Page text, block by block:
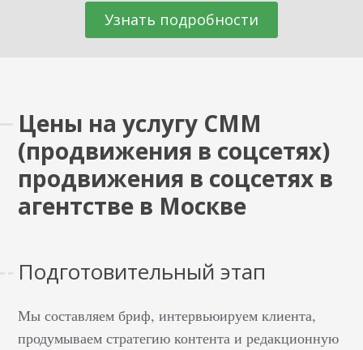
Узнать подробности
Цены на услугу СММ
(продвижения в соцсетях)
продвижения в соцсетях в
агентстве в Москве
Подготовительный этап
Мы составляем бриф, интервьюируем клиента,
продумываем стратегию контента и редакционную